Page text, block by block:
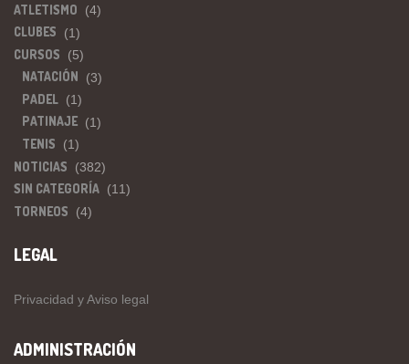
ATLETISMO (4)
CLUBES (1)
CURSOS (5)
NATACIÓN (3)
PADEL (1)
PATINAJE (1)
TENIS (1)
NOTICIAS (382)
SIN CATEGORÍA (11)
TORNEOS (4)
LEGAL
Privacidad y Aviso legal
ADMINISTRACIÓN